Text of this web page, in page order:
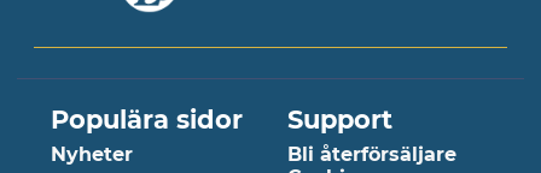
Populära sidor
Nyheter
Support
Bli återförsäljare